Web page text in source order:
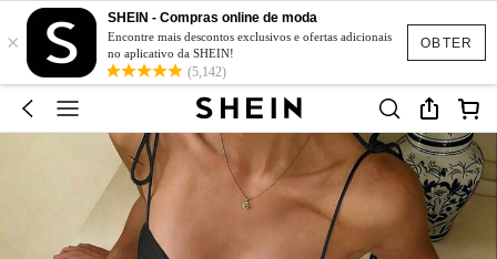
OBTER
×
SHEIN - Compras online de moda
Encontre mais descontos exclusivos e ofertas adicionais
no aplicativo da SHEIN!
(5,142)